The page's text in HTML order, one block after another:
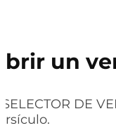
un
DE